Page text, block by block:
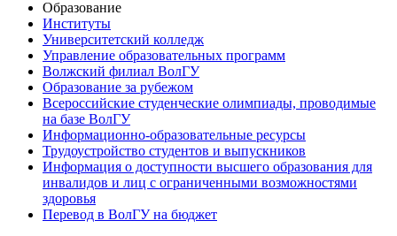
Образование
Институты
Университетский колледж
Управление образовательных программ
Волжский филиал ВолГУ
Образование за рубежом
Всероссийские студенческие олимпиады, проводимые
на базе ВолГУ
Информационно-образовательные ресурсы
Трудоустройство студентов и выпускников
Информация о доступности высшего образования для
инвалидов и лиц с ограниченными возможностями
здоровья
Перевод в ВолГУ на бюджет